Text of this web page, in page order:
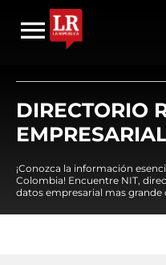
DIRECTORIO
¡Conozca la información
Colombia! Encuentre NIT,
datos empresarial mas grande